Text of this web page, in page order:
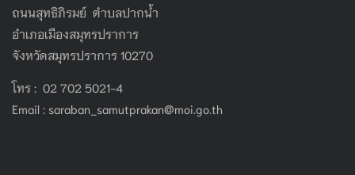
ถนนสุทธิภิรมย์ ตำบลปากน้ำ
อำเภอเมืองสมุทรปราการ
จังหวัดสมุทรปราการ 10270
โทร : 02 702 5021-4
Email : saraban_samutprakan@moi.go.th